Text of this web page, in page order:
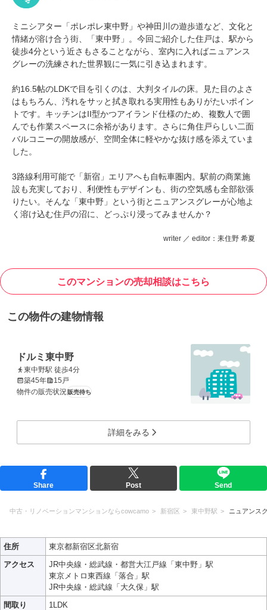
ミニシアター「ポレポレ東中野」や神田川の遊歩道など、文化と
情緒が溶け合う街、「東中野」。今回ご紹介した住戸は、駅から
徒歩4分という近さもさることながら、室内に入ればニュアンス
グレーの洗練された世界観に一気に引き込まれます。
約16.5帖のLDKで目を引くのは、大判タイルの床。見た目のよさ
はもちろん、汚れをサッと拭き取れる実用性もありがたいポイン
トです。キッチンはII型かつアイランド仕様のため、複数人で囲
んでも作業スペースに余裕があります。さらに角住戸らしい二面
バルコニーの開放感が、空間全体に軽やかな抜け感を添えていま
した。
3路線利用可能で「新宿」エリアへも自転車圏内。駅前の商業施
設も充実しており、利便性もデザインも、街の空気感も全部欲張
りたい。そんな「東中野」という街とニュアンスグレーが心地よ
く溶け込む住戸の沼に、どっぷり浸ってみませんか？
writer ／ editor：耒住野 希夏
このマンションの売却相談はこちら
この物件の建物情報
ドルミ東中野
東中野駅 徒歩4分
築45年
15戸
物件の販売状況販売待ち
詳細をみる
Share Post Send
中古・リノベーションマンションならcowcamo 新宿区 東中野駅 ニュアンス
住所
東京都新宿区北新宿
アクセス
JR中央線・総武線・都営大江戸線「東中野」駅
東京メトロ東西線「落合」駅
JR中央線・総武線「大久保」駅
間取り
1LDK